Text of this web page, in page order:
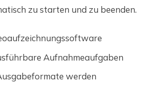
zu starten und zu beenden.
Aufnahmeaufgaben
werden